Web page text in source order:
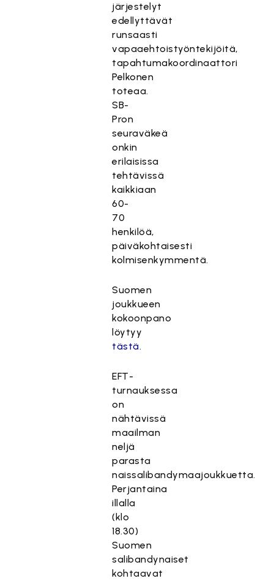
järjestelyt
edellyttävät
runsaasti
vapaaehtoistyöntekijöitä,
tapahtumakoordinaattori
Pelkonen
toteaa.
SB-
Pron
seuraväkeä
onkin
erilaisissa
tehtävissä
kaikkiaan
60-
70
henkilöä,
päiväkohtaisesti
kolmisenkymmentä.
Suomen
joukkueen
kokoonpano
löytyy
tästä.
EFT-
turnauksessa
on
nähtävissä
maailman
neljä
parasta
naissalibandymaajoukkuetta.
Perjantaina
illalla
(klo
18.30)
Suomen
salibandynaiset
kohtaavat